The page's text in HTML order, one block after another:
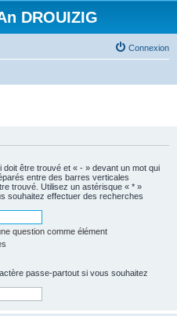
DROUIZIG
Connexion
être trouvé et « - » devant un mot qui
entre des barres verticales
trouvé. Utilisez un astérisque « * »
souhaitez effectuer des recherches
question comme élément
passe-partout si vous souhaitez